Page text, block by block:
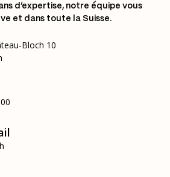
d’expertise, notre équipe vous
et dans toute la Suisse.
Bloch 10